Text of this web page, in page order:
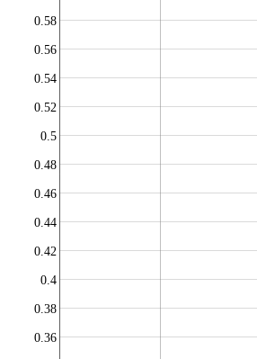
0.36
0.38
0.4
0.42
0.44
0.46
0.48
0.5
0.52
0.54
0.56
0.58